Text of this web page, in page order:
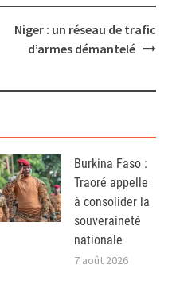
Niger : un réseau de trafic
d’armes démantelé
Burkina Faso :
Traoré appelle
à consolider la
souveraineté
nationale
7 août 2026